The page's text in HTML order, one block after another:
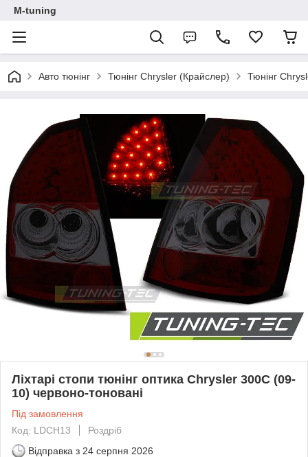
M-tuning
Авто тюнінг Тюнінг Chrysler (Крайслер) Тюнінг
Ліхтарі стопи тюнінг оптика Chrysler 300C (09-
10) червоно-тоновані
Під замовлення
Код: LDCH13
Роздріб
Відправка з 24 серпня 2026